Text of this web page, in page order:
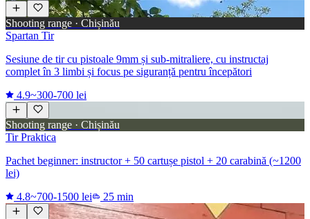
Shooting range · Chișinău
Spartan Tir
Sesiune de tir cu pistoale 9mm și sub-mitraliere, cu instructaj
complet în 3 limbi și focus pe siguranță pentru începători
4.9~300-700 lei
Shooting range · Chișinău
Tir Praktica
Pachet beginner: instructor + 50 cartușe pistol + 20 carabină (~1200
lei)
4.8~700-1500 lei 25 min